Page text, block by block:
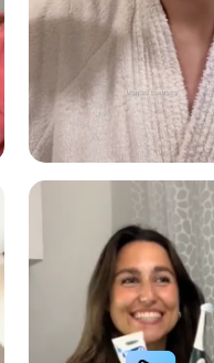
avec le système de brosse à dents
Lire la vidéo : Le secret d’une jeune